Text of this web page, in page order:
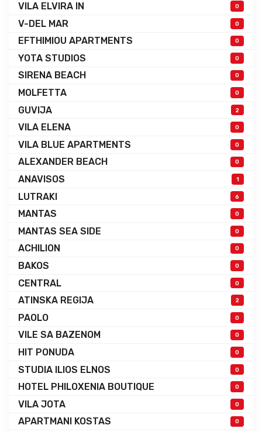
VILA ELVIRA IN 0
V-DEL MAR 0
EFTHIMIOU APARTMENTS 0
YOTA STUDIOS 0
SIRENA BEACH 0
MOLFETTA 0
GUVIJA 2
VILA ELENA 0
VILA BLUE APARTMENTS 0
ALEXANDER BEACH 0
ANAVISOS 1
LUTRAKI 6
MANTAS 0
MANTAS SEA SIDE 0
ACHILION 0
BAKOS 0
CENTRAL 0
ATINSKA REGIJA 2
PAOLO 0
VILE SA BAZENOM 0
HIT PONUDA 0
STUDIA ILIOS ELNOS 0
HOTEL PHILOXENIA BOUTIQUE 0
VILA JOTA 0
APARTMANI KOSTAS 0